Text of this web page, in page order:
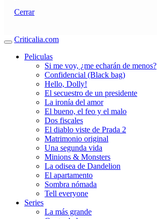
Cerrar
Criticalia.com
Peliculas
Si me voy, ¿me echarán de menos?
Confidencial (Black bag)
Hello, Dolly!
El secuestro de un presidente
La ironía del amor
El bueno, el feo y el malo
Dos fiscales
El diablo viste de Prada 2
Matrimonio original
Una segunda vida
Minions & Monsters
La odisea de Dandelion
El apartamento
Sombra nómada
Tell everyone
Series
La más grande